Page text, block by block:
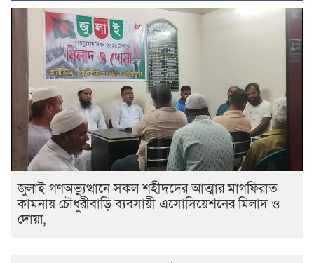
জুলাই গণঅভ্যুত্থানে সকল শহীদদের আত্মার মাগফিরাত
কামনায় চৌধুরীবাড়ি ব্যবসায়ী এসোসিয়েশনের মিলাদ ও
দোয়া,